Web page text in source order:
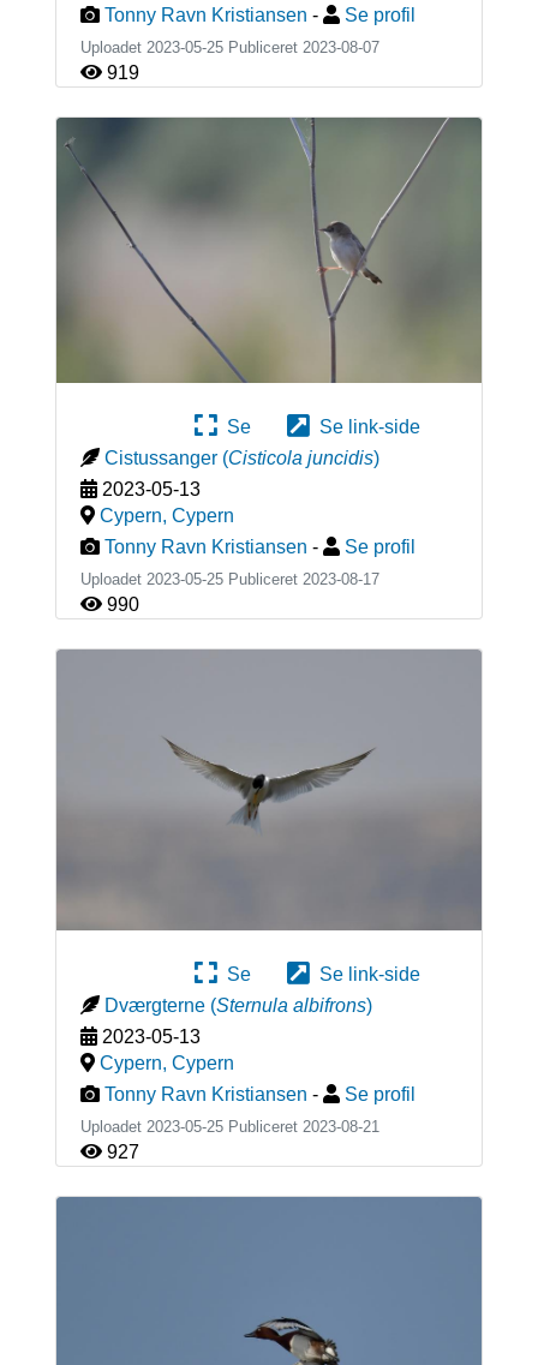
Tonny Ravn Kristiansen - Se profil
Uploadet 2023-05-25 Publiceret 2023-08-07
919
Se
Se link-side
Cistussanger (Cisticola juncidis)
2023-05-13
Cypern, Cypern
Tonny Ravn Kristiansen - Se profil
Uploadet 2023-05-25 Publiceret 2023-08-17
990
Se
Se link-side
Dværgterne (Sternula albifrons)
2023-05-13
Cypern, Cypern
Tonny Ravn Kristiansen - Se profil
Uploadet 2023-05-25 Publiceret 2023-08-21
927